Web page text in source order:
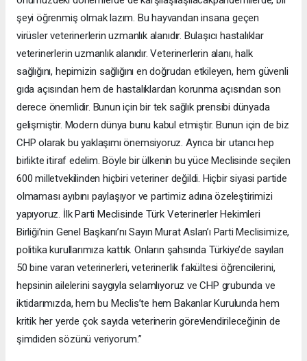
şeyi öğrenmiş olmak lazım. Bu hayvandan insana geçen
virüsler veterinerlerin uzmanlık alanıdır. Bulaşıcı hastalıklar
veterinerlerin uzmanlık alanıdır. Veterinerlerin alanı, halk
sağlığını, hepimizin sağlığını en doğrudan etkileyen, hem güvenli
gıda açısından hem de hastalıklardan korunma açısından son
derece önemlidir. Bunun için bir tek sağlık prensibi dünyada
gelişmiştir. Modern dünya bunu kabul etmiştir. Bunun için de biz
CHP olarak bu yaklaşımı önemsiyoruz. Ayrıca bir utancı hep
birlikte itiraf edelim. Böyle bir ülkenin bu yüce Meclisinde seçilen
600 milletvekilinden hiçbiri veteriner değildi. Hiçbir siyasi partide
olmaması ayıbını paylaşıyor ve partimiz adına özeleştirimizi
yapıyoruz. İlk Parti Meclisinde Türk Veterinerler Hekimleri
Birliği’nin Genel Başkanı’nı Sayın Murat Aslan’ı Parti Meclisimize,
politika kurullarımıza kattık. Onların şahsında Türkiye’de sayıları
50 bine varan veterinerleri, veterinerlik fakültesi öğrencilerini,
hepsinin ailelerini saygıyla selamlıyoruz ve CHP grubunda ve
iktidarımızda, hem bu Meclis’te hem Bakanlar Kurulunda hem
kritik her yerde çok sayıda veterinerin görevlendirileceğinin de
şimdiden sözünü veriyorum.”